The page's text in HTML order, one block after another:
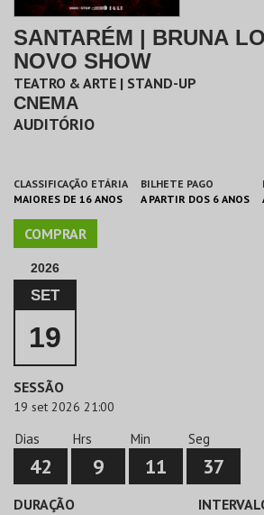
SANTARÉM | BRUNA
NOVO SHOW
TEATRO & ARTE | STAND-UP
CNEMA
AUDITÓRIO
CLASSIFICAÇÃO ETÁRIA
MAIORES DE 16 ANOS
BILHETE PAGO
A PARTIR DOS 6 ANOS
COMPRAR
2026
SET
19
SESSÃO
19 set 2026 21:00
Dias
42
Hrs
9
Min
11
Seg
37
DURAÇÃO